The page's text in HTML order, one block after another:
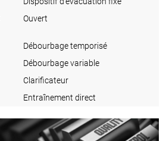
Ouvert
Débourbage temporisé
Débourbage variable
Clarificateur
Entraînement direct